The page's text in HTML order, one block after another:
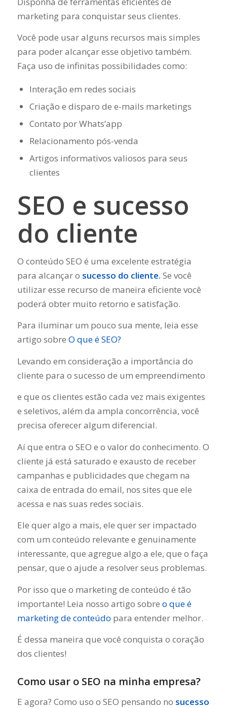
marketing para conquistar seus clientes.
Você pode usar alguns recursos mais simples
para poder alcançar esse objetivo também.
Faça uso de infinitas possibilidades como:
Interação em redes sociais
Criação e disparo de e-mails marketings
Contato por Whats’app
Relacionamento pós-venda
Artigos informativos valiosos para seus
clientes
SEO e sucesso
do cliente
O conteúdo SEO é uma excelente estratégia
para alcançar o sucesso do cliente. Se você
utilizar esse recurso de maneira eficiente você
poderá obter muito retorno e satisfação.
Para iluminar um pouco sua mente, leia esse
artigo sobre O que é SEO?
Levando em consideração a importância do
cliente para o sucesso de um empreendimento
e que os clientes estão cada vez mais exigentes
e seletivos, além da ampla concorrência, você
precisa oferecer algum diferencial.
Aí que entra o SEO e o valor do conhecimento. O
cliente já está saturado e exausto de receber
campanhas e publicidades que chegam na
caixa de entrada do email, nos sites que ele
acessa e nas suas redes sociais.
Ele quer algo a mais, ele quer ser impactado
com um conteúdo relevante e genuinamente
interessante, que agregue algo a ele, que o faça
pensar, que o ajude a resolver seus problemas.
Por isso que o marketing de conteúdo é tão
importante! Leia nosso artigo sobre o que é
marketing de conteúdo para entender melhor.
É dessa maneira que você conquista o coração
dos clientes!
Como usar o SEO na minha empresa?
E agora? Como uso o SEO pensando no sucesso